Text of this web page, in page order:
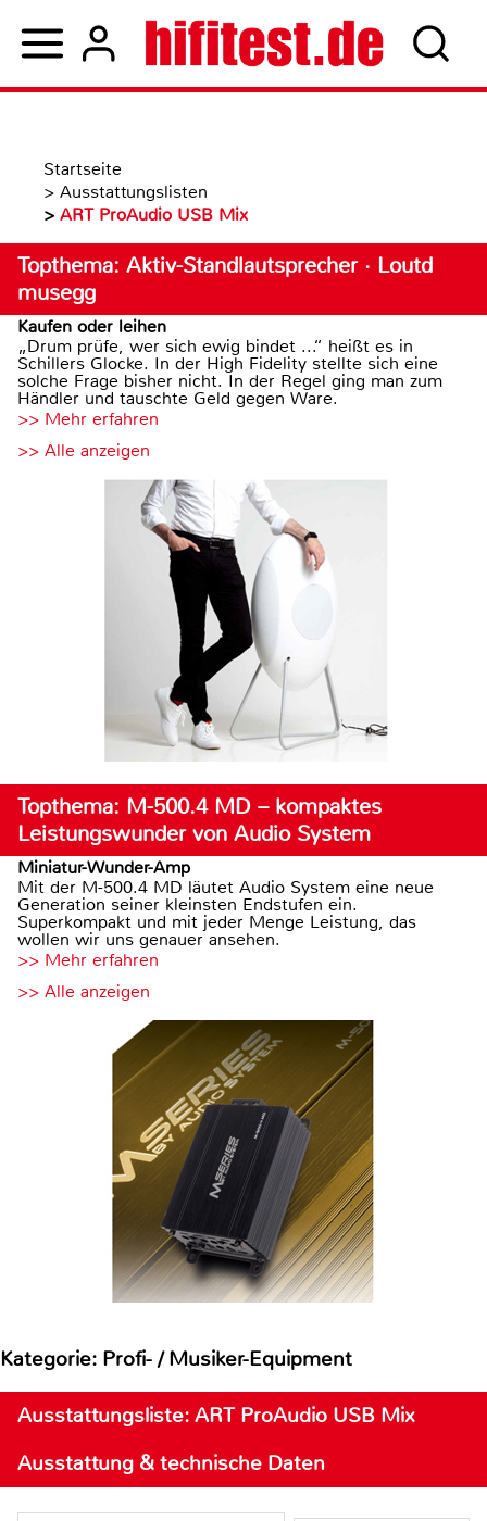
Startseite
> Ausstattungslisten
> ART ProAudio USB Mix
Topthema: Aktiv-Standlautsprecher · Loutd
musegg
Kaufen oder leihen
„Drum prüfe, wer sich ewig bindet ...“ heißt es in
Schillers Glocke. In der High Fidelity stellte sich eine
solche Frage bisher nicht. In der Regel ging man zum
Händler und tauschte Geld gegen Ware.
>> Mehr erfahren
>> Alle anzeigen
Topthema: M-500.4 MD – kompaktes
Leistungswunder von Audio System
Miniatur-Wunder-Amp
Mit der M-500.4 MD läutet Audio System eine neue
Generation seiner kleinsten Endstufen ein.
Superkompakt und mit jeder Menge Leistung, das
wollen wir uns genauer ansehen.
>> Mehr erfahren
>> Alle anzeigen
Kategorie: Profi- / Musiker-Equipment
Ausstattungsliste: ART ProAudio USB Mix
Ausstattung & technische Daten